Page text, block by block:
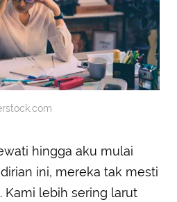
hingga aku mulai
ini, mereka tak mesti
Kami lebih sering larut